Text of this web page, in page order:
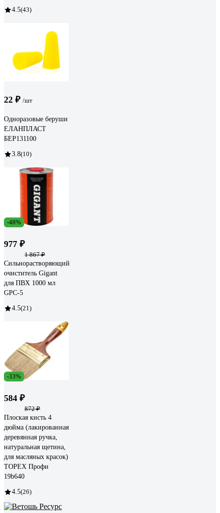
4.5(43)
22 ₽ /шт
Одноразовые беруши
ЕЛАНПЛАСТ
БЕР131100
3.8(10)
-48%
977 ₽
1 867 ₽
Сильнорастворяющий
очиститель Gigant
для ПВХ 1000 мл
GPC-5
4.5(21)
-33%
584 ₽
872 ₽
Плоская кисть 4
дюйма (лакированная
деревянная ручка,
натуральная щетина,
для масляных красок)
TOPEX Профи
19b640
4.5(26)